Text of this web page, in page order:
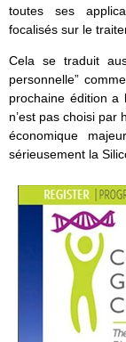
toutes ses
focalisés sur le
Cela se traduit
personnelle”
prochaine édition
n’est pas choisi par
économique
sérieusement la